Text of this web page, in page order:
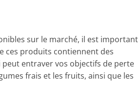
sur le marché, il est important
ces produits contiennent des
peut entraver vos objectifs de perte
frais et les fruits, ainsi que les